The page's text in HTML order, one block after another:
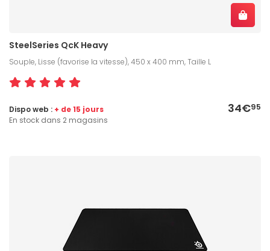
SteelSeries QcK Heavy
Souple, Lisse (favorise la vitesse), 450 x 400 mm, Taille L
34€95
Dispo web : + de 15 jours
En stock dans 2 magasins